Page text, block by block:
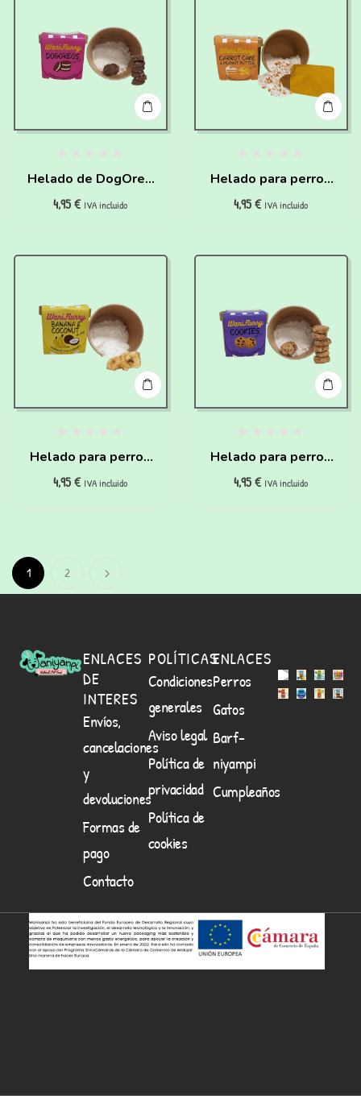
Helado de DogOreo
Para Perros Y Gatos
4,95€ IVA incluido
Helado para perros
de Carrot Cake y
para hacer en casa
4,95€ IVA incluido
Helado para perros
de Coco y Plátano
4,95€ IVA incluido
Helado para perros
de Cookies para
4,95€ IVA incluido
1 2
ENLACES
DE
INTERES
Envíos,
cancelaciones
y
devoluciones
Formas de
pago
Contacto
POLÍTICAS
Condiciones
generales
Aviso legal
Política de
privacidad
Política de
cookies
ENLACES
Perros
Gatos
Barf-
niyampi
Cumpleaños